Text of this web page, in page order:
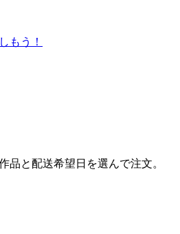
もう！
品と配送希望日を選んで注文。